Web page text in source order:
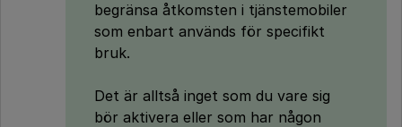
begränsa åtkomsten i tjänstemobiler
som enbart används för specifikt
bruk.
Det är alltså inget som du vare sig
bör aktivera eller som har någon